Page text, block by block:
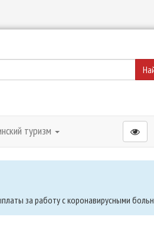
туризм
за работу с коронавирусными